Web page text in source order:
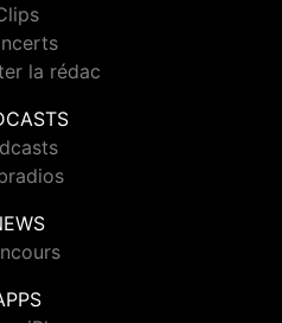
la rédac